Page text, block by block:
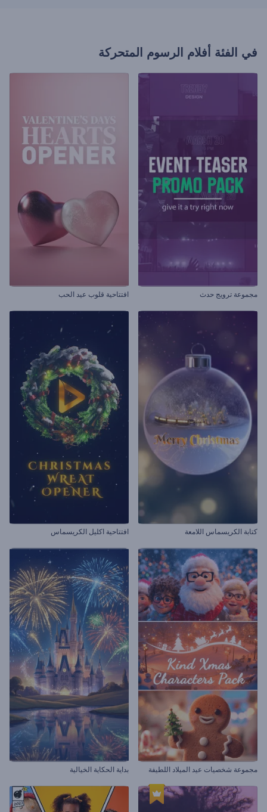
في الفئة أفلام الرسوم المتحركة
مجموعة ترويج حدث افتتاحية قلوب عيد الحب
كتابة الكريسماس اللامعة افتتاحية اكليل الكريسماس
مجموعة شخصيات عيد الميلاد اللطيفة بداية الحكاية الخيالية